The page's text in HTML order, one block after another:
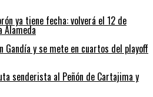
ya tiene fecha: volverá el 12 de
Alameda
Gandía y se mete en cuartos del playoff
senderista al Peñón de Cartajima y